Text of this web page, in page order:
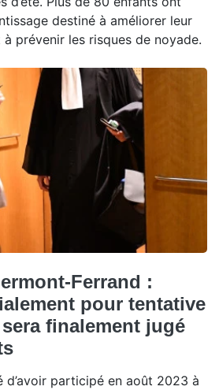
destiné à améliorer leur
à prévenir les risques de noyade.
Ferrand :
pour tentative
finalement jugé
d’avoir participé en août 2023 à